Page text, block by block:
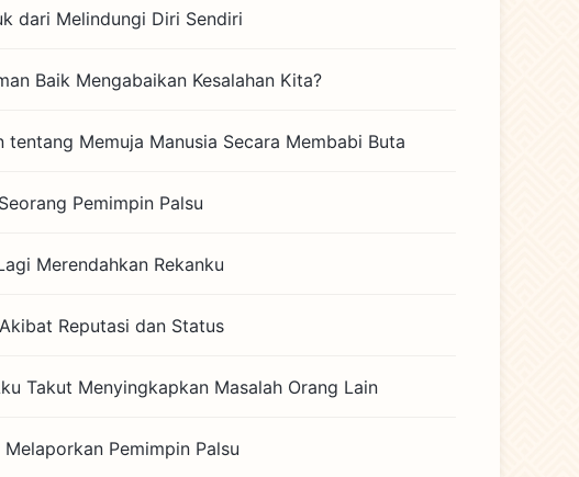
dari Melindungi Diri Sendiri
Baik Mengabaikan Kesalahan Kita?
tentang Memuja Manusia Secara Membabi Buta
Pemimpin Palsu
Merendahkan Rekanku
Reputasi dan Status
Takut Menyingkapkan Masalah Orang Lain
Pemimpin Palsu